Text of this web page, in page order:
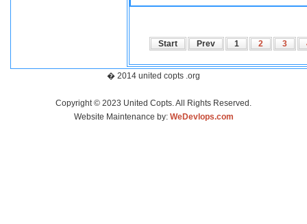
Start Prev 1 2 3
� 2014 united copts .org
Copyright © 2023 United Copts. All Rights Reserved.
Website Maintenance by: WeDevlops.com